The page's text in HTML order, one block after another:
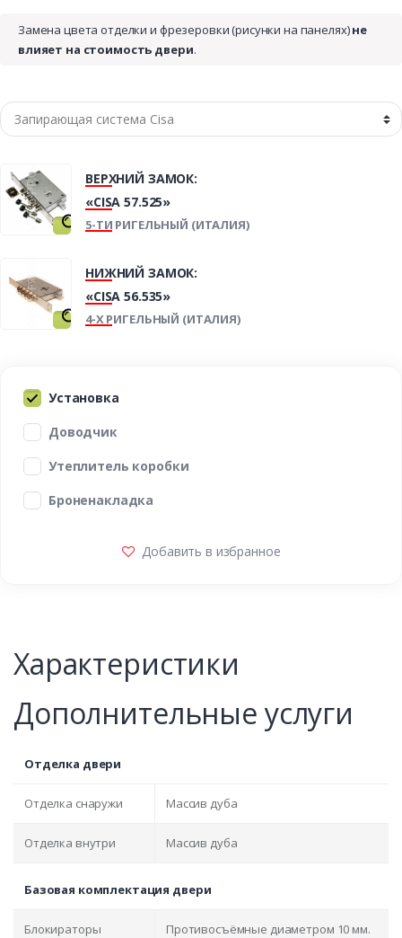
Замена цвета отделки и фрезеровки (рисунки на панелях)не
влияет на стоимость двери.
ВЕРХНИЙ ЗАМОК:
«CISA 57.525»
5-ТИ РИГЕЛЬНЫЙ (ИТАЛИЯ)
НИЖНИЙ ЗАМОК:
«CISA 56.535»
4-Х РИГЕЛЬНЫЙ (ИТАЛИЯ)
Установка
Доводчик
Утеплитель коробки
Броненакладка
Добавить в избранное
Характеристики
Дополнительные услуги
Отделка двери
Отделка снаружи Массив дуба
Отделка внутри Массив дуба
Базовая комплектация двери
Блокираторы Противосъёмные диаметром 10 мм.